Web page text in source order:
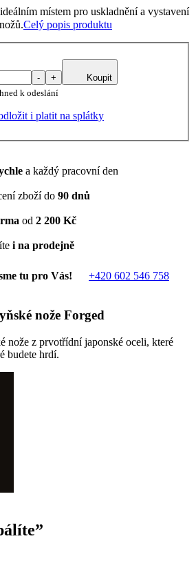
místem pro uskladnění a vystavení
Celý popis produktu
- + Koupit
k odeslání
i platit na splátky
a každý pracovní den
zboží do 90 dnů
od 2 200 Kč
i na prodejně
tu pro Vás!
+420 602 546 758
nože Forged
nože z prvotřídní japonské oceli, které
budete hrdí.
”